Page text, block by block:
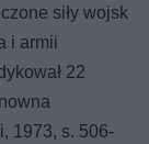
siły wojsk
i armii
22
1973, s. 506-